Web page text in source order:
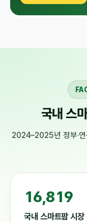
국내 스
2024–2025년 정부·연
23,360
국내 스마트팜 시장